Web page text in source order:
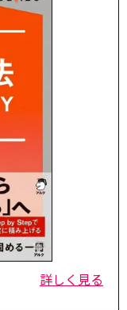
詳しく見る